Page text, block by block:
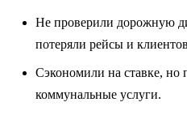
Не проверили дорожную
потеряли рейсы и
Сэкономили на ставке, но
коммунальные услуги.